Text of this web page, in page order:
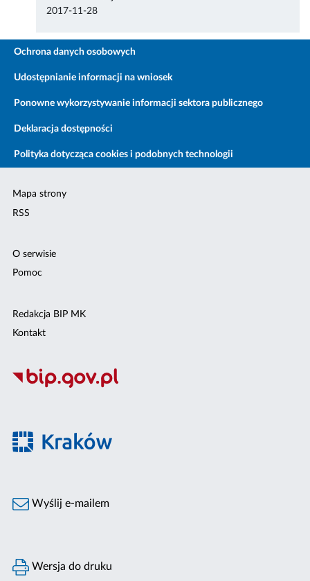
2017-11-28
Ochrona danych osobowych
Udostępnianie informacji na wniosek
Ponowne wykorzystywanie informacji sektora publicznego
Deklaracja dostępności
Polityka dotycząca cookies i podobnych technologii
Mapa strony
RSS
O serwisie
Pomoc
Redakcja BIP MK
Kontakt
Wyślij e-mailem
Wersja do druku